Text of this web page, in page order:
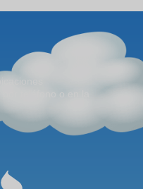
teléfono o en la